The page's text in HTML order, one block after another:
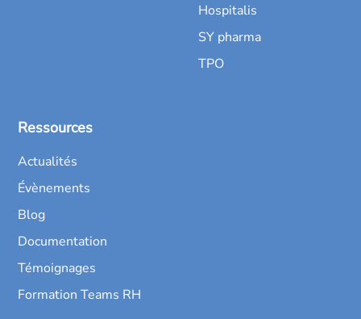
Hospitalis
SY pharma
TPO
Ressources
Actualités
Évènements
Blog
Documentation
Témoignages
Formation Teams RH